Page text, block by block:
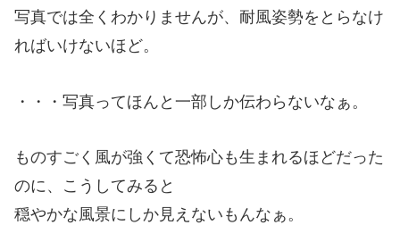
写真では全くわかりませんが、耐風姿勢をとらなけ
ればいけないほど。
・・・写真ってほんと一部しか伝わらないなぁ。
ものすごく風が強くて恐怖心も生まれるほどだった
のに、こうしてみると
穏やかな風景にしか見えないもんなぁ。